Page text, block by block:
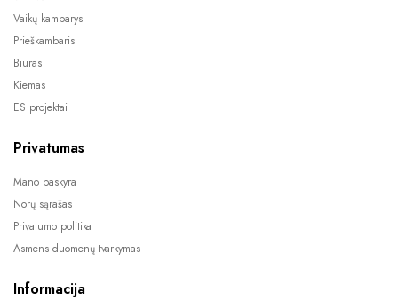
Vaikų kambarys
Prieškambaris
Biuras
Kiemas
ES projektai
Privatumas
Mano paskyra
Norų sąrašas
Privatumo politika
Asmens duomenų tvarkymas
Informacija